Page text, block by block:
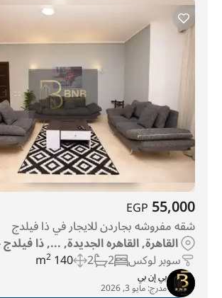
55,000
EGP
شقه مفروشه بجاردن للايجار في ذا فيلدج
القاهرة, القاهره الجديدة, ..., ذا
سوبر لوكس 2
2
140 m
2
بي إن بي
مدرج:مايو 3, 2026